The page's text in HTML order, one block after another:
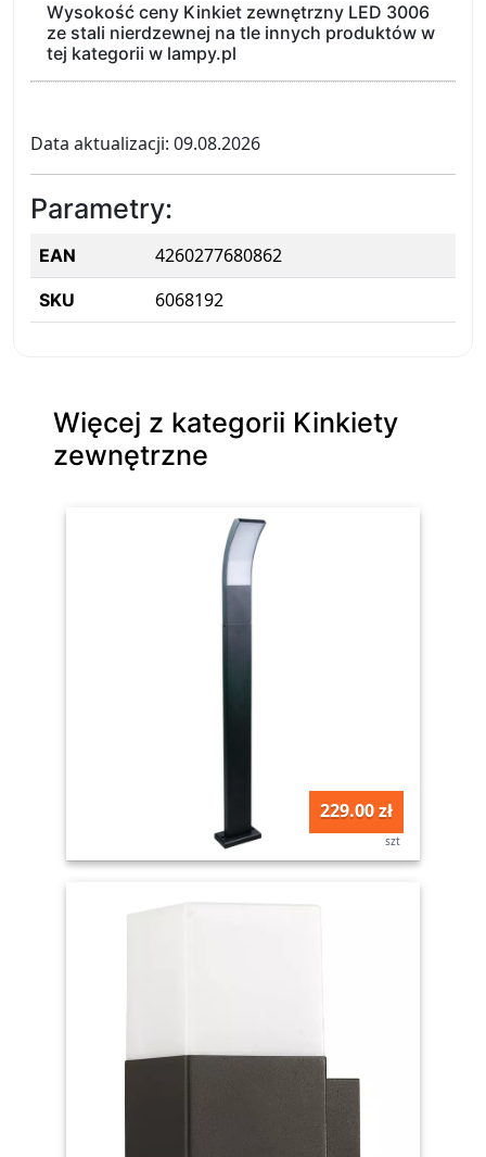
Wysokość ceny Kinkiet zewnętrzny LED 3006
ze stali nierdzewnej na tle innych produktów w
tej kategorii w lampy.pl
Data aktualizacji: 09.08.2026
Parametry:
EAN 4260277680862
SKU 6068192
Więcej z kategorii Kinkiety
zewnętrzne
229.00 zł
szt